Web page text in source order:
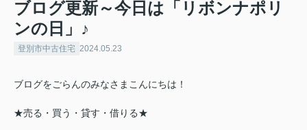
ブログ更新～今日は「リボンナポリ
ンの日」♪
登別市中古住宅 2024.05.23
ブログをごらんのみなさまこんにちは！
★売る・買う・貸す・借りる★